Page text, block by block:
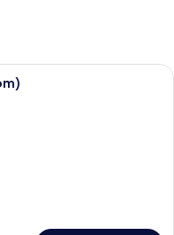
內保險箱、書桌、筆電工作空間